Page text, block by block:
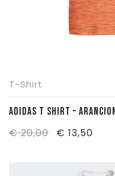
T-Shirt
ADIDAS T SHIRT –
€20,00
Il
€ 13,50